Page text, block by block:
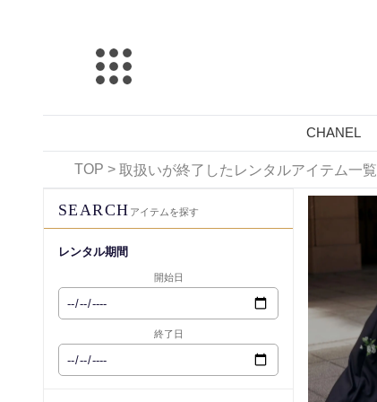
CHANEL
TOP > 取扱いが終了したレンタルアイテム一覧
SEARCH アイテムを探す
レンタル期間
開始日
終了日